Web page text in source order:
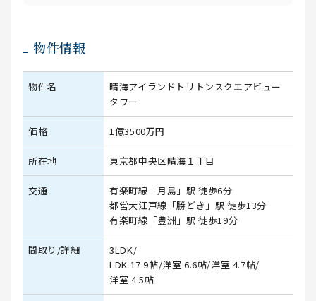
物件情報
物件名
晴海アイランドトリトンスクエアビュー
タワー
価格 1億3500万円
所在地 東京都中央区晴海１丁目
交通
有楽町線「月島」駅 徒歩6分
都営大江戸線「勝どき」駅 徒歩13分
有楽町線「豊洲」駅 徒歩19分
間取り/詳細
3LDK/
LDK 17.9帖/洋室 6.6帖/洋室 4.7帖/
洋室 4.5帖